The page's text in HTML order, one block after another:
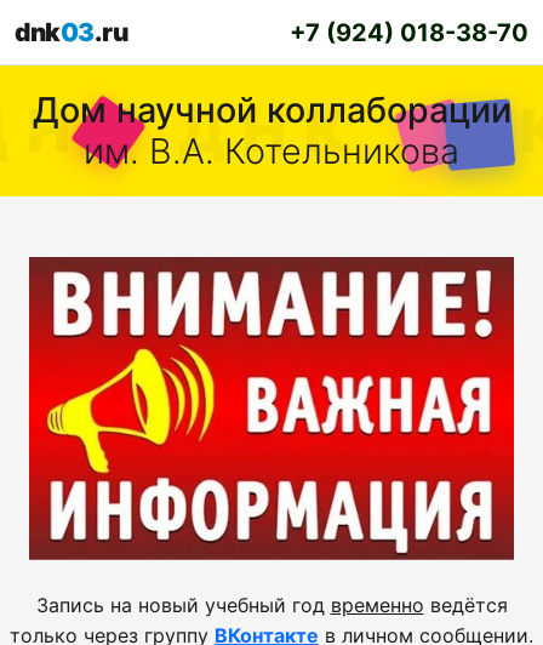
dnk03.ru +7 (924) 018-38-70
Дом научной коллаборации
им. В.А. Котельникова
Запись на новый учебный год временно ведётся
только через группу ВКонтакте в личном сообщении.